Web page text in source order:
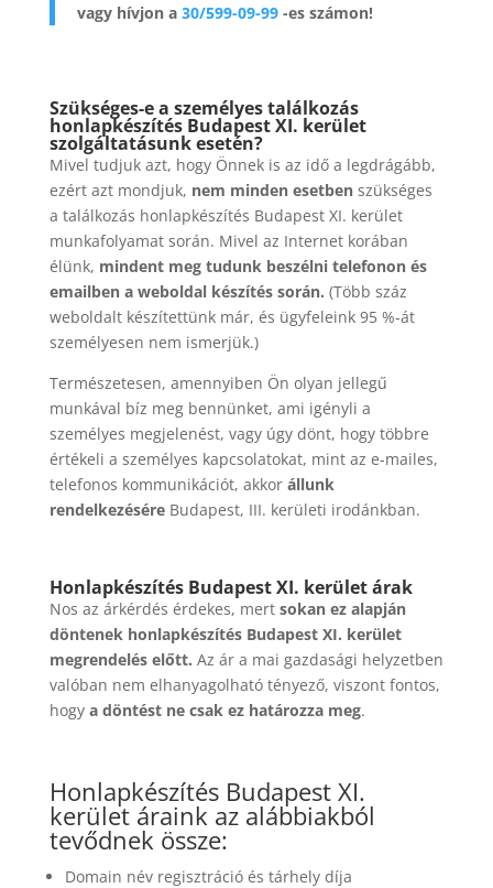
vagy hívjon a 30/599-09-99-es számon!
Szükséges-e a személyes találkozás
honlapkészítés Budapest XI. kerület
szolgáltatásunk esetén?
Mivel tudjuk azt, hogy Önnek is az idő a legdrágább,
ezért azt mondjuk, nem minden esetbenszükséges
a találkozás honlapkészítés Budapest XI. kerület
munkafolyamat során. Mivel az Internet korában
élünk, mindent meg tudunk beszélni telefonon és
emailben a weboldal készítés során. (Több száz
weboldalt készítettünk már, és ügyfeleink 95 %-át
személyesen nem ismerjük.)
Természetesen, amennyiben Ön olyan jellegű
munkával bíz meg bennünket, ami igényli a
személyes megjelenést, vagy úgy dönt, hogy többre
értékeli a személyes kapcsolatokat, mint az e-mailes,
telefonos kommunikációt, akkor állunk
rendelkezéséreBudapest, III. kerületi irodánkban.
Honlapkészítés Budapest XI. kerület árak
Nos az árkérdés érdekes, mert sokan ez alapján
döntenek honlapkészítés Budapest XI. kerület
megrendelés előtt. Az ár a mai gazdasági helyzetben
valóban nem elhanyagolható tényező, viszont fontos,
hogy a döntést ne csak ez határozza meg.
Honlapkészítés Budapest XI.
kerület áraink az alábbiakból
tevődnek össze:
Domain név regisztráció és tárhely díja